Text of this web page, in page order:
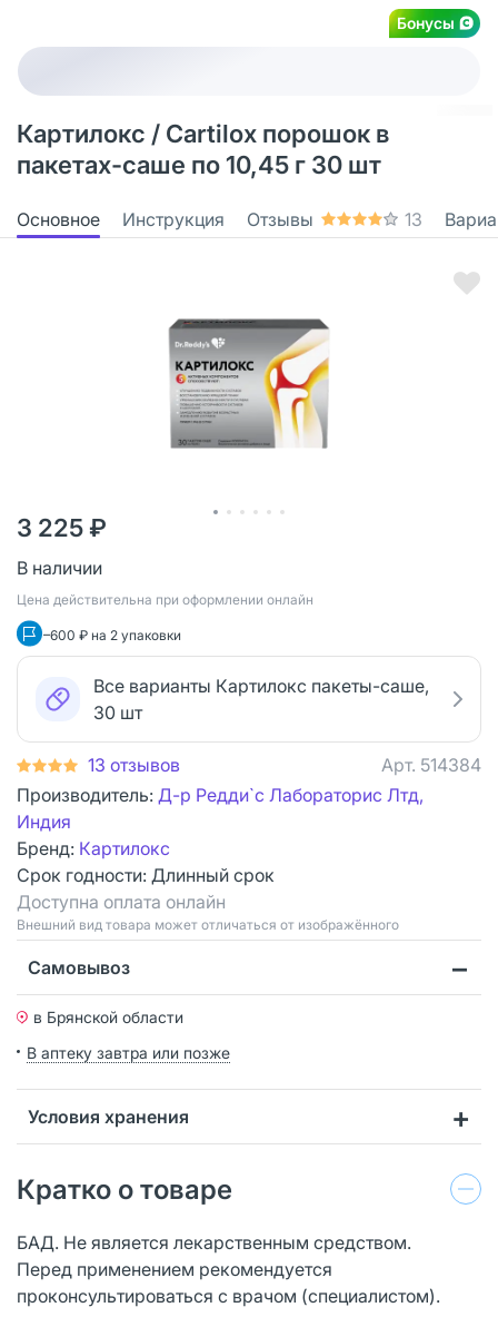
Бонусы
Картилокс / Cartilox порошок в
пакетах-саше по 10,45 г 30 шт
Основное Инструкция Отзывы 13
3 225 ₽
В наличии
Цена действительна при оформлении онлайн
–600 ₽ на 2 упаковки
Все варианты Картилокс пакеты-саше,
30 шт
13 отзывов Арт. 514384
Производитель: Д-р Редди`с Лабораторис Лтд,
Индия
Бренд: Картилокс
Срок годности: Длинный срок
Доступна оплата онлайн
Bнешний вид товара может отличаться от изображённого
Самовывоз
в Брянской области
В аптеку завтра или позже
Условия хранения
Кратко о товаре
БАД. Не является лекарственным средством.
Перед применением рекомендуется
проконсультироваться с врачом (специалистом).